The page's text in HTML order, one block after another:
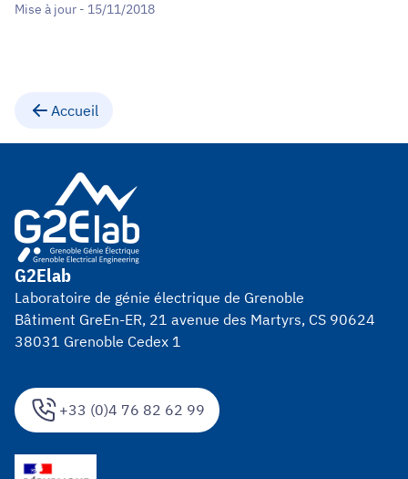
Mise à jour - 15/11/2018
Accueil
+33 (0)4 76 82 62 99
G2Elab
Laboratoire de génie électrique de Grenoble
Bâtiment GreEn-ER, 21 avenue des Martyrs, CS 90624
38031 Grenoble Cedex 1